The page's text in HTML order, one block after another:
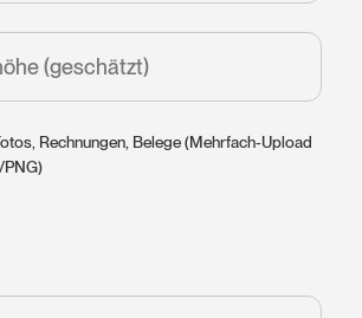
Rechnungen, Belege (Mehrfach-Upload
PNG)